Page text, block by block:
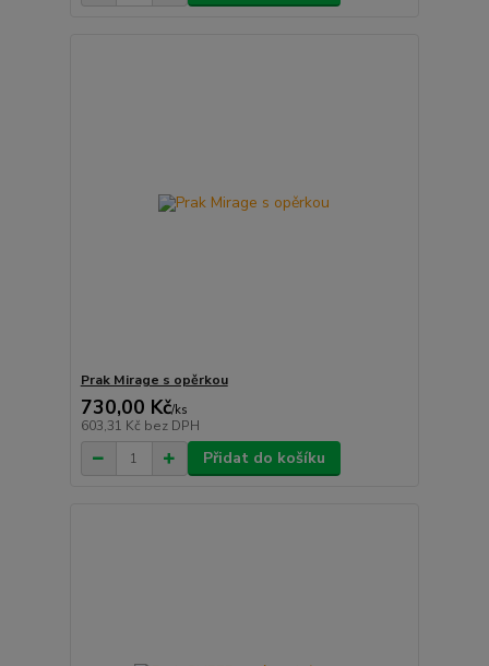
Prak Mirage s opěrkou
730,00 Kč/ks
603,31 Kč bez DPH
Přidat do košíku